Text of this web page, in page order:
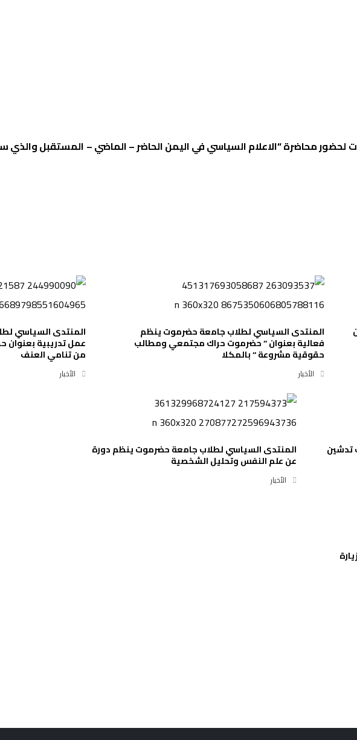
محاضرة “الاعلام السياسي في اليمن الحاضر – الماضي – المستقبل والذي
المنتدى السياسي لطلاب جامعة حضرموت ينظم
فعالية بعنوان ‘‘ حضرموت حراك مجتمعي ومطالب
حقوقية مشروعة ‘‘ بالمكلا
الأخبار
المنتدى السياسي
عمل تدريبية بعنوان
من تنامي العنف
الأخبار
تدشين المنتدى السياسي لطلاب جامعة حضرموت ينظم دورة
عن علم النفس وتحليل الشخصية
الأخبار